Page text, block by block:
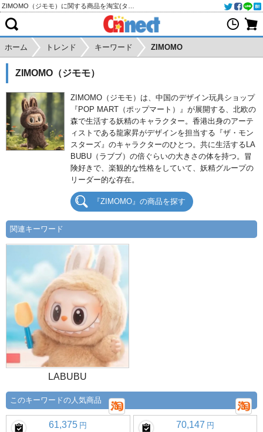
ホーム トレンド キーワード ZIMOMO
ZIMOMO（ジモモ）
ZIMOMO（ジモモ）は、中国のデザイン玩具ショップ
『POP MART（ポップマート）』が展開する、北欧の
森で生活する妖精のキャラクター。香港出身のアーテ
ィストである龍家昇がデザインを担当する『ザ・モン
スターズ』のキャラクターのひとつ。共に生活するLA
BUBU（ラブブ）の倍ぐらいの大きさの体を持つ。冒
険好きで、楽観的な性格をしていて、妖精グループの
リーダー的な存在。
『ZIMOMO』の商品を探す
関連キーワード
LABUBU
このキーワードの人気商品
61,375 円 70,147 円